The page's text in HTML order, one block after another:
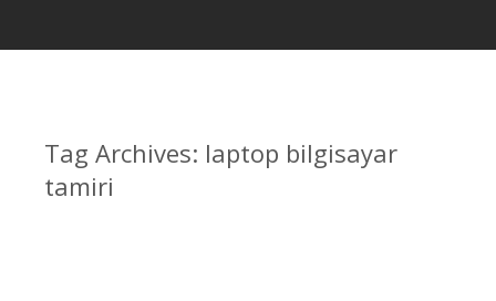
Tag Archives: laptop bilgisayar
tamiri